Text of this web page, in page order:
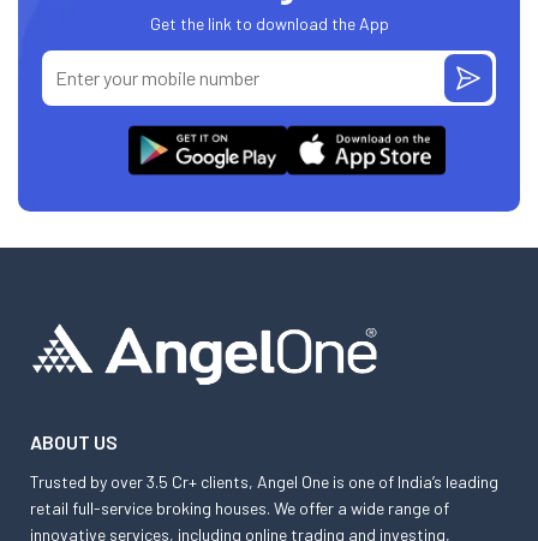
Get the link to download the App
ABOUT US
Trusted by over 3.5 Cr+ clients, Angel One is one of India’s leading
retail full-service broking houses. We offer a wide range of
innovative services, including online trading and investing,